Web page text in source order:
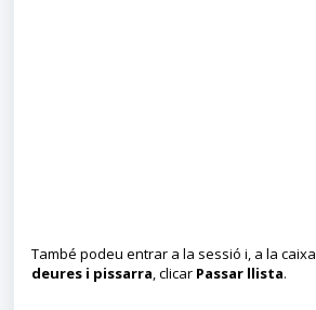
També podeu entrar a la sessió i, a la caixa
deures i pissarra, clicar Passar llista.